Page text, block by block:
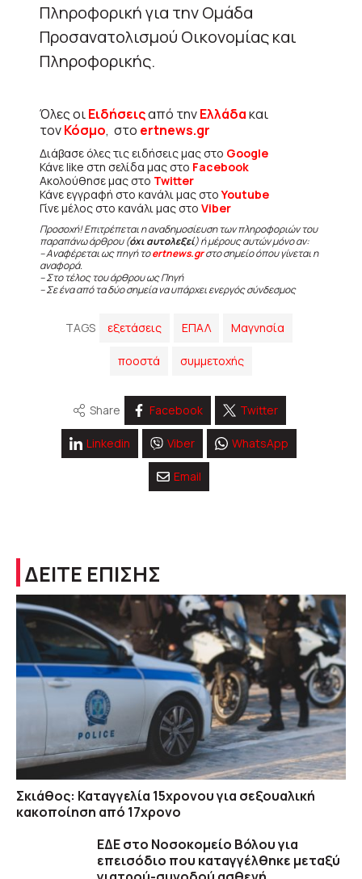
Πληροφορική για την Ομάδα
Προσανατολισμού Οικονομίας και
Πληροφορικής.
Όλες οιΕιδήσειςαπό τηνΕλλάδακαι
τονΚόσμο, στο ertnews.gr
Διάβασε όλες τις ειδήσεις μας στο Google
Κάνε like στη σελίδα μας στο Facebook
Ακολούθησε μας στο Twitter
Κάνε εγγραφή στο κανάλι μας στοYoutube
Γίνε μέλος στο κανάλι μας στο Viber
Προσοχή! Επιτρέπεται η αναδημοσίευση των πληροφοριών του
παραπάνω άρθρου (όχι αυτολεξεί) ή μέρους αυτών μόνο αν:
– Αναφέρεται ως πηγή τοertnews.grστο σημείο όπου γίνεται η
αναφορά.
– Στο τέλος του άρθρου ως Πηγή
– Σε ένα από τα δύο σημεία να υπάρχει ενεργός σύνδεσμος
TAGS εξετάσεις ΕΠΑΛ Μαγνησία
ποοστά συμμετοχής
Share Facebook Twitter
Linkedin Viber WhatsApp
Email
ΔΕΙΤΕ ΕΠΙΣΗΣ
Σκιάθος: Καταγγελία 15χρονου για σεξουαλική
κακοποίηση από 17χρονο
ΕΔΕ στο Νοσοκομείο Βόλου για
επεισόδιο που καταγγέλθηκε μεταξύ